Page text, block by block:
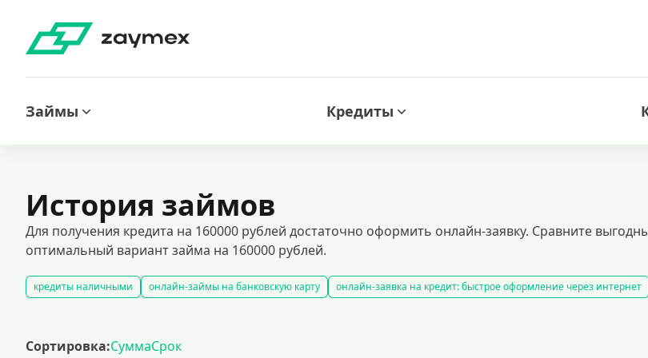
Займы Кредиты
История займов
Для получения кредита на 160000 рублей достаточно оформить онлайн-заявку. Сравните
оптимальный вариант займа на 160000 рублей.
кредиты наличными онлайн-займы на банковскую карту
онлайн-заявка на кредит: быстрое оформление через интернет
автокредитование под залог транспортного средства
Сортировка:СуммаСрок